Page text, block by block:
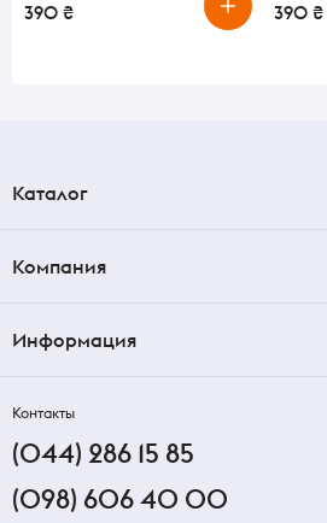
390 ₴ 390 ₴
Каталог
Компания
Информация
Контакты
(044) 286 15 85
(098) 606 40 00